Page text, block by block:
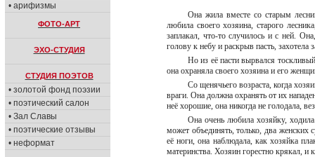
• арифизмы
ФОТО-АРТ
ЭХО-СТУДИЯ
СТУДИЯ ПОЭТОВ
• золотой фонд поэзии
• поэтический салон
• Зал Славы
• поэтические отзывы
• неформат
Она жила вместе со старым
любила своего хозяина, старого
заплакал, что-то случилось и с ней.
голову к небу и раскрыв пасть, захотела
Но из её пасти вырвался
она охраняла своего хозяина и его
Со щенячьего возраста, когда
враги. Она должна охранять от их
неё хорошие, она никогда не голодала,
Она очень любила хозяйку,
может объединять, только, два женских
её ноги, она наблюдала, как хозяйка
материнства. Хозяин горестно крякал, и